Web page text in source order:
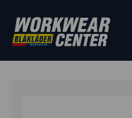
HOME/BROEKEN/